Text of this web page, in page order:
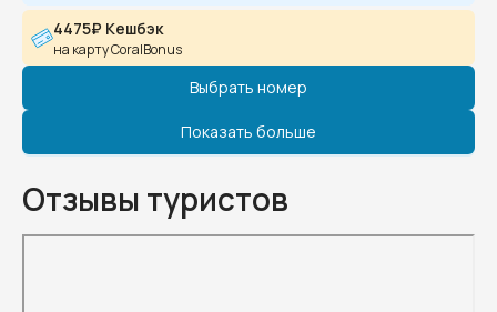
4475₽ Кешбэк
на карту CoralBonus
Выбрать номер
Показать больше
Отзывы туристов